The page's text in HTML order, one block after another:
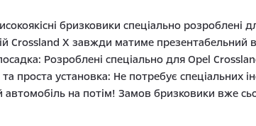
бризковики спеціально
Crossland X завжди матиме
Розроблені спеціально для Opel
проста установка: Не потребує спеціальних
автомобіль на потім! Замов бризковики вже